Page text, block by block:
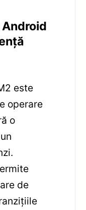
este
operare
o
de